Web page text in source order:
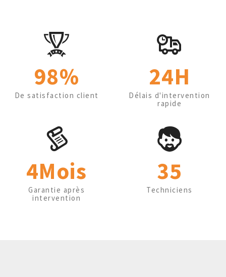
98%
De satisfaction client
24H
Délais d'intervention
rapide
4Mois
Garantie après
intervention
35
Techniciens